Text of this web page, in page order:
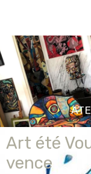
Art été
vence